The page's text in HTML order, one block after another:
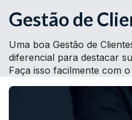
Gestão de
Uma boa Gestão de
diferencial para destacar
Faça isso facilmente com